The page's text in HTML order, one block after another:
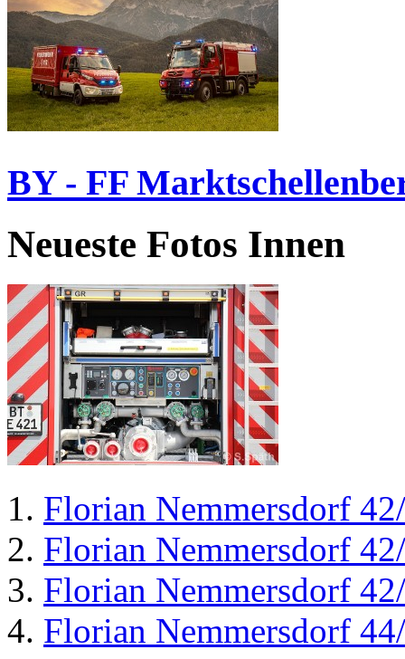
BY - FF
Neueste Fotos Innen
Florian Nemmersdorf
Florian Nemmersdorf
Florian Nemmersdorf
Florian Nemmersdorf